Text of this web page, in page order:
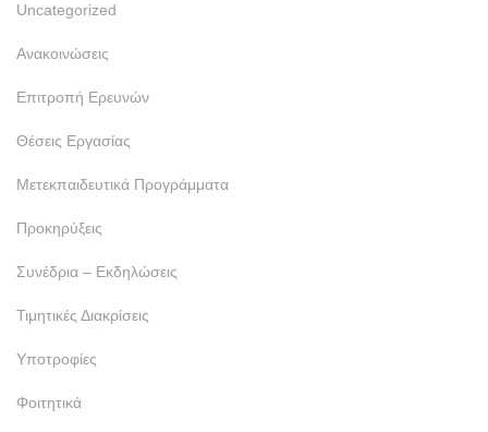
Uncategorized
Ανακοινώσεις
Επιτροπή Ερευνών
Θέσεις Εργασίας
Μετεκπαιδευτικά Προγράμματα
Προκηρύξεις
Συνέδρια – Εκδηλώσεις
Τιμητικές Διακρίσεις
Υποτροφίες
Φοιτητικά